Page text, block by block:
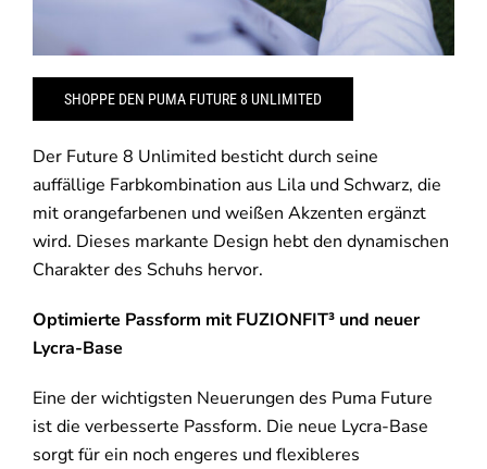
SHOPPE DEN PUMA FUTURE 8 UNLIMITED
Der Future 8 Unlimited besticht durch seine
auffällige Farbkombination aus Lila und Schwarz, die
mit orangefarbenen und weißen Akzenten ergänzt
wird. Dieses markante Design hebt den dynamischen
Charakter des Schuhs hervor.
Optimierte Passform mit FUZIONFIT³ und neuer
Lycra-Base
Eine der wichtigsten Neuerungen des Puma Future
ist die verbesserte Passform. Die neue Lycra-Base
sorgt für ein noch engeres und flexibleres